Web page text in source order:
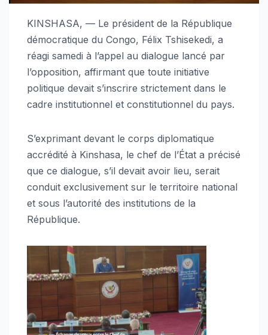
KINSHASA, — Le président de la République
démocratique du Congo, Félix Tshisekedi, a
réagi samedi à l’appel au dialogue lancé par
l’opposition, affirmant que toute initiative
politique devait s’inscrire strictement dans le
cadre institutionnel et constitutionnel du pays.
S’exprimant devant le corps diplomatique
accrédité à Kinshasa, le chef de l’État a précisé
que ce dialogue, s’il devait avoir lieu, serait
conduit exclusivement sur le territoire national
et sous l’autorité des institutions de la
République.